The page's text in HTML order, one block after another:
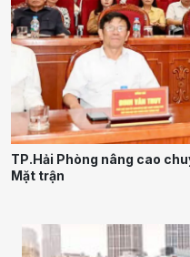
TP.Hải Phòng nâng cao
Mặt trận